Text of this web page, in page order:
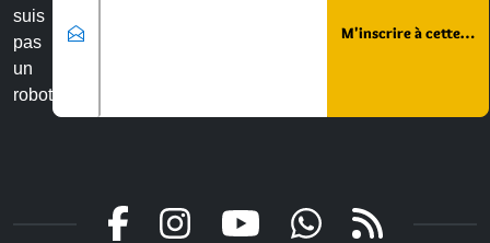
suis
pas
un
robot